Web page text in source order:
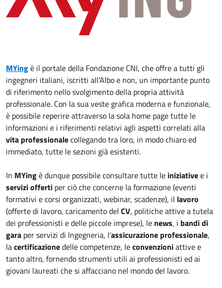
MYingè il portale della Fondazione CNI, che offre a tutti gli
ingegneri italiani, iscritti all’Albo e non, un importante punto
di riferimento nello svolgimento della propria attività
professionale. Con la sua veste grafica moderna e funzionale,
è possibile reperire attraverso la sola home page tutte le
informazioni e i riferimenti relativi agli aspetti correlati alla
vita professionalecollegando tra loro, in modo chiaro ed
immediato, tutte le sezioni già esistenti.
In MYingè dunque possibile consultare tutte le iniziativee i
servizi offerti per ciò che concerne la formazione (eventi
formativi e corsi organizzati, webinar, scadenze), il lavoro
(offerte di lavoro, caricamento del CV, politiche attive a tutela
dei professionisti e delle piccole imprese), le news, i bandi di
gara per servizi di Ingegneria, l’assicurazione professionale,
lacertificazionedelle competenze, leconvenzioniattive e
tanto altro, fornendo strumenti utili ai professionisti ed ai
giovani laureati che si affacciano nel mondo del lavoro.